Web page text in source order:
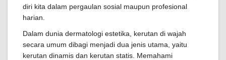
diri kita dalam pergaulan sosial maupun profesional
harian.
Dalam dunia dermatologi estetika, kerutan di wajah
secara umum dibagi menjadi dua jenis utama, yaitu
kerutan dinamis dan kerutan statis. Memahami